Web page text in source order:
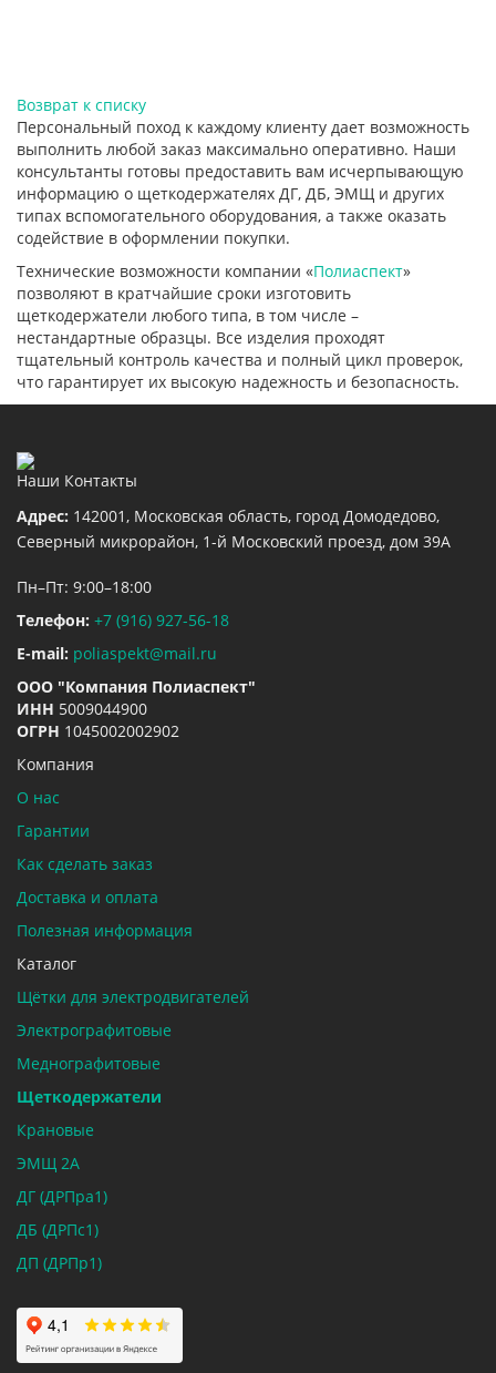
Возврат к списку
Персональный поход к каждому клиенту дает возможность
выполнить любой заказ максимально оперативно. Наши
консультанты готовы предоставить вам исчерпывающую
информацию о щеткодержателях ДГ, ДБ, ЭМЩ и других
типах вспомогательного оборудования, а также оказать
содействие в оформлении покупки.
Технические возможности компании «Полиаспект»
позволяют в кратчайшие сроки изготовить
щеткодержатели любого типа, в том числе –
нестандартные образцы. Все изделия проходят
тщательный контроль качества и полный цикл проверок,
что гарантирует их высокую надежность и безопасность.
Наши Контакты
Адрес: 142001, Московская область, город Домодедово,
Северный микрорайон, 1-й Московский проезд, дом 39А
Пн–Пт: 9:00–18:00
Телефон: +7 (916) 927-56-18
E-mail: poliaspekt@mail.ru
ООО "Компания Полиаспект"
ИНН 5009044900
ОГРН 1045002002902
Компания
О нас
Гарантии
Как сделать заказ
Доставка и оплата
Полезная информация
Каталог
Щётки для электродвигателей
Электрографитовые
Меднографитовые
Щеткодержатели
Крановые
ЭМЩ 2А
ДГ (ДРПра1)
ДБ (ДРПс1)
ДП (ДРПр1)